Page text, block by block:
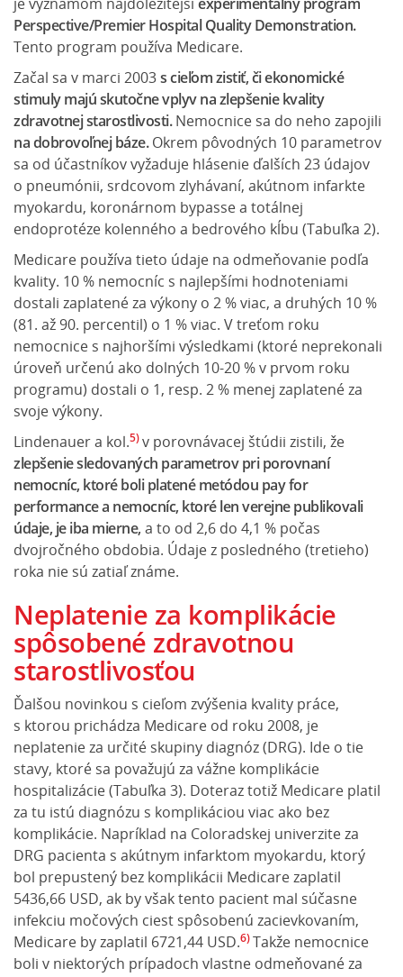
Perspective/Premier Hospital Quality Demonstration.
Tento program používa Medicare.
Začal sa v marci 2003s cieľom zistiť, či ekonomické
stimuly majú skutočne vplyv na zlepšenie kvality
zdravotnej starostlivosti.Nemocnice sa do neho zapojili
na dobrovoľnej báze.Okrem pôvodných 10 parametrov
sa od účastníkov vyžaduje hlásenie ďalších 23 údajov
o pneumónii, srdcovom zlyhávaní, akútnom infarkte
myokardu, koronárnom bypasse a totálnej
endoprotéze kolenného a bedrového kĺbu (Tabuľka 2).
Medicare používa tieto údaje na odmeňovanie podľa
kvality. 10 % nemocníc s najlepšími hodnoteniami
dostali zaplatené za výkony o 2 % viac, a druhých 10 %
(81. až 90. percentil) o 1 % viac. V treťom roku
nemocnice s najhoršími výsledkami (ktoré neprekonali
úroveň určenú ako dolných 10-20 % v prvom roku
programu) dostali o 1, resp. 2 % menej zaplatené za
svoje výkony.
Lindenauer a kol.5)v porovnávacej štúdii zistili, že
zlepšenie sledovaných parametrov pri porovnaní
nemocníc, ktoré boli platené metódou pay for
performance a nemocníc, ktoré len verejne publikovali
údaje, je iba mierne, a to od 2,6 do 4,1 % počas
dvojročného obdobia. Údaje z posledného (tretieho)
roka nie sú zatiaľ známe.
Neplatenie za komplikácie
spôsobené zdravotnou
starostlivosťou
Ďalšou novinkou s cieľom zvýšenia kvality práce,
s ktorou prichádza Medicare od roku 2008, je
neplatenie za určité skupiny diagnóz (DRG). Ide o tie
stavy, ktoré sa považujú za vážne komplikácie
hospitalizácie (Tabuľka 3). Doteraz totiž Medicare platil
za tu istú diagnózu s komplikáciou viac ako bez
komplikácie. Napríklad na Coloradskej univerzite za
DRG pacienta s akútnym infarktom myokardu, ktorý
bol prepustený bez komplikácii Medicare zaplatil
5436,66 USD, ak by však tento pacient mal súčasne
infekciu močových ciest spôsobenú zacievkovaním,
Medicare by zaplatil 6721,44 USD.6)Takže nemocnice
boli v niektorých prípadoch vlastne odmeňované za